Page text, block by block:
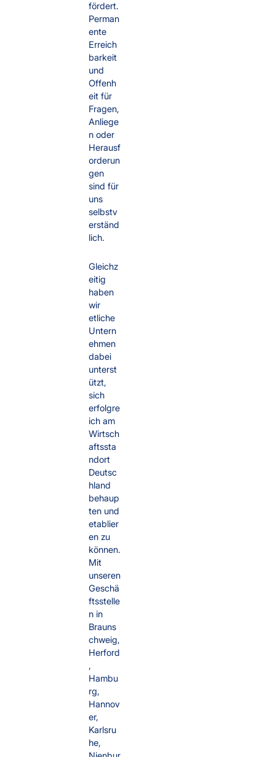
fördert.
Perman
ente
Erreich
barkeit
und
Offenh
eit für
Fragen,
Anliege
n oder
Herausf
orderun
gen
sind für
uns
selbstv
erständ
lich.
Gleichz
eitig
haben
wir
etliche
Untern
ehmen
dabei
unterst
ützt,
sich
erfolgre
ich am
Wirtsch
aftssta
ndort
Deutsc
hland
behaup
ten und
etablier
en zu
können.
Mit
unseren
Geschä
ftsstelle
n in
Brauns
chweig,
Herford
,
Hambu
rg,
Hannov
er,
Karlsru
he,